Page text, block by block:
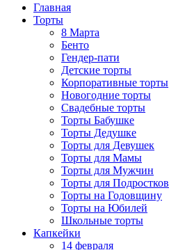
Главная
Торты
8 Марта
Бенто
Гендер-пати
Детские торты
Корпоративные торты
Новогодние торты
Свадебные торты
Торты Бабушке
Торты Дедушке
Торты для Девушек
Торты для Мамы
Торты для Мужчин
Торты для Подростков
Торты на Годовщину
Торты на Юбилей
Школьные торты
Капкейки
14 февраля